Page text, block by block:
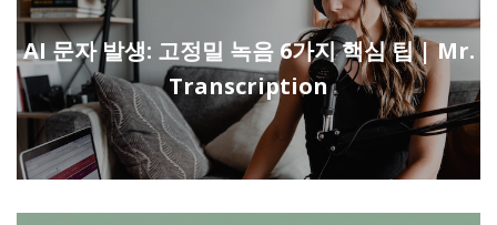
AI 문자 발생: 고정밀 녹음 6가지 핵심 팁 | Mr.
Transcription